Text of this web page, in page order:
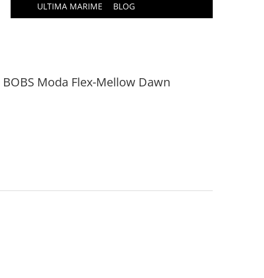
ULTIMA MARIME BLOG
Moda Flex-Mellow Dawn